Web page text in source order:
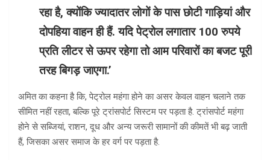
रहा है, क्योंकि ज्यादातर लोगों के पास छोटी गाड़ियां और
दोपहिया वाहन ही हैं. यदि पेट्रोल लगातार 100 रुपये
प्रति लीटर से ऊपर रहेगा तो आम परिवारों का बजट पूरी
तरह बिगड़ जाएगा.’
अमित का कहना है कि, पेट्रोल महंगा होने का असर केवल वाहन चलाने तक
सीमित नहीं रहता, बल्कि पूरे ट्रांसपोर्ट सिस्टम पर पड़ता है. ट्रांसपोर्ट महंगा
होने से सब्जियां, राशन, दूध और अन्य जरूरी सामानों की कीमतें भी बढ़ जाती
हैं, जिसका असर समाज के हर वर्ग पर पड़ता है.